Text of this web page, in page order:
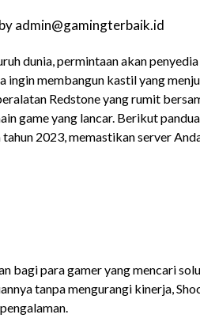
byadmin@gamingterbaik.id
dunia, permintaan akan
membangun kastil yang
Redstone yang rumit
game yang lancar. Berikut
2023, memastikan server
bagi para gamer yang mencari
tanpa mengurangi kinerja,